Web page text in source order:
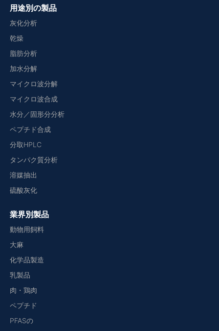
用途別の製品
灰化分析
乾燥
脂肪分析
加水分解
マイクロ波分解
マイクロ波合成
水分／固形分分析
ペプチド合成
分取HPLC
タンパク質分析
溶媒抽出
硫酸灰化
業界別製品
動物用飼料
大麻
化学品製造
乳製品
肉・鶏肉
ペプチド
PFASの